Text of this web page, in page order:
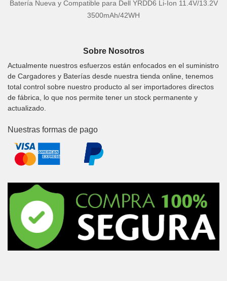
Batería Nueva y Compatible para Dell YRDD6 Li-Ion 11.4V/13.2V
3500mAh/42WH
Sobre Nosotros
Actualmente nuestros esfuerzos están enfocados en el suministro
de Cargadores y Baterías desde nuestra tienda online, tenemos
total control sobre nuestro producto al ser importadores directos
de fábrica, lo que nos permite tener un stock permanente y
actualizado.
Nuestras formas de pago